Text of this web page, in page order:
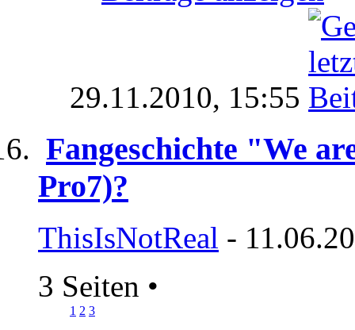
29.11.2010, 15:55
Fangeschichte "We
Pro7)?
ThisIsNotReal -
3 Seiten •
1 2 3